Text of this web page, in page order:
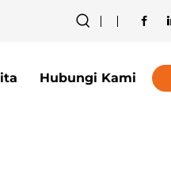
Hubungi Kami